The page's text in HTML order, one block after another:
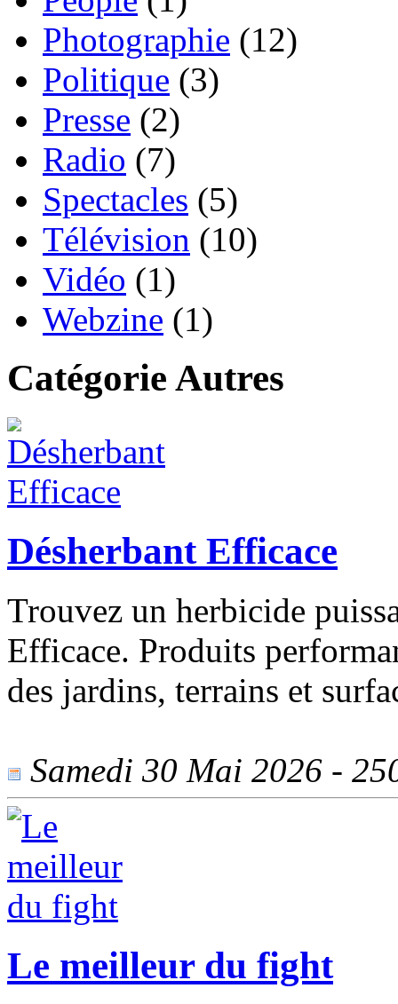
Photographie (12)
Politique (3)
Presse (2)
Radio (7)
Spectacles (5)
Télévision (10)
Vidéo (1)
Webzine (1)
Catégorie Autres
Désherbant Efficace
Trouvez un herbicide
Efficace. Produits
des jardins, terrains et
Samedi 30 Mai 2026 -
Le meilleur du fight